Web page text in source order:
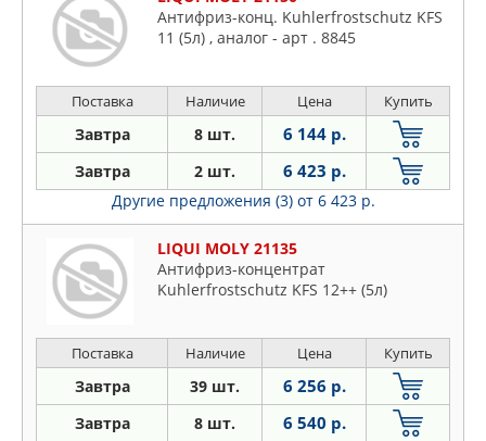
Антифриз-конц. Kuhlerfrostschutz KFS
11 (5л) , аналог - арт . 8845
Поставка Наличие Цена Купить
Завтра 8 шт. 6 144 р.
Завтра 2 шт. 6 423 р.
Другие предложения (3) от 6 423 р.
LIQUI MOLY 21135
Антифриз-концентрат
Kuhlerfrostschutz KFS 12++ (5л)
Поставка Наличие Цена Купить
Завтра 39 шт. 6 256 р.
Завтра 8 шт. 6 540 р.